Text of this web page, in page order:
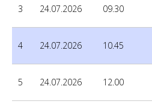
3 24.07.2026 09.30
4 24.07.2026 10.45
5 24.07.2026 12.00